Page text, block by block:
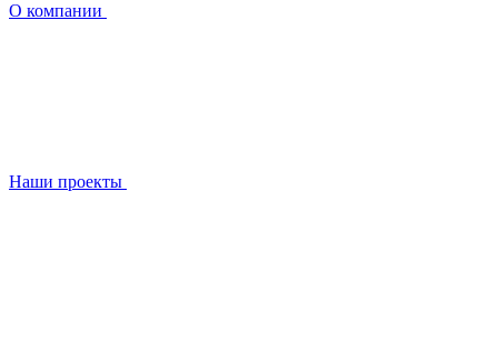
О компании
Наши проекты